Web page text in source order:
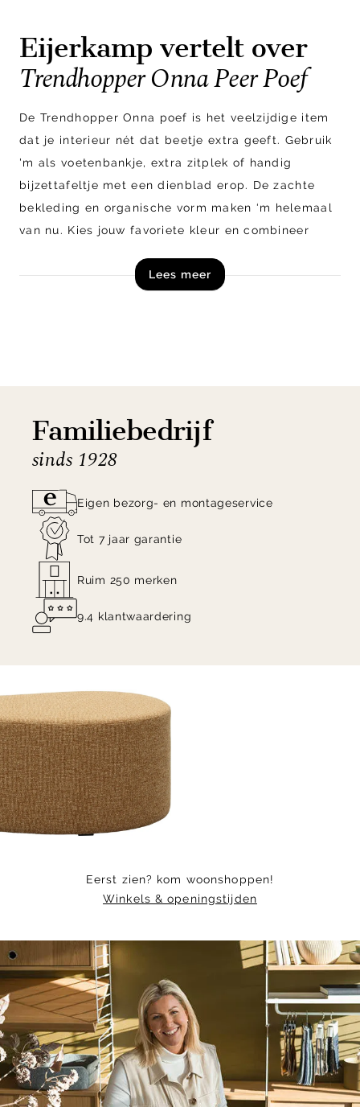
Eijerkamp vertelt over
Trendhopper Onna Peer Poef
De Trendhopper Onna poef is het veelzijdige item
dat je interieur nét dat beetje extra geeft. Gebruik
'm als voetenbankje, extra zitplek of handig
bijzettafeltje met een dienblad erop. De zachte
bekleding en organische vorm maken ‘m helemaal
van nu. Kies jouw favoriete kleur en combineer
Lees meer
Familiebedrijf
sinds 1928
Eigen bezorg- en montageservice
Tot 7 jaar garantie
Ruim 250 merken
9.4 klantwaardering
Item
1
of
8
Eerst zien? kom woonshoppen!
Winkels & openingstijden